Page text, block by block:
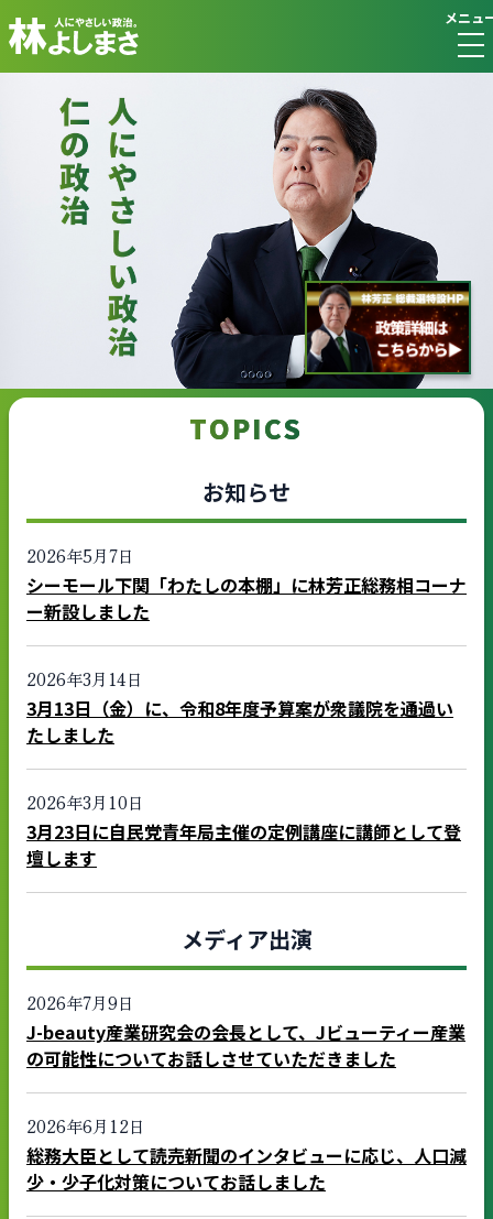
メニュ
TOPICS
お知らせ
2026年5月7日
シーモール下関「わたしの本棚」に林芳正総務相コーナ
ー新設しました
2026年3月14日
3月13日（金）に、令和8年度予算案が衆議院を通過い
たしました
2026年3月10日
3月23日に自民党青年局主催の定例講座に講師として登
壇します
メディア出演
2026年7月9日
J-beauty産業研究会の会長として、Jビューティー産業
の可能性についてお話しさせていただきました
2026年6月12日
総務大臣として読売新聞のインタビューに応じ、人口減
少・少子化対策についてお話しました